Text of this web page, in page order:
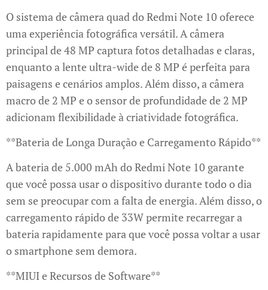
O sistema de câmera quad do Redmi Note 10 oferece
uma experiência fotográfica versátil. A câmera
principal de 48 MP captura fotos detalhadas e claras,
enquanto a lente ultra-wide de 8 MP é perfeita para
paisagens e cenários amplos. Além disso, a câmera
macro de 2 MP e o sensor de profundidade de 2 MP
adicionam flexibilidade à criatividade fotográfica.
**Bateria de Longa Duração e Carregamento Rápido**
A bateria de 5.000 mAh do Redmi Note 10 garante
que você possa usar o dispositivo durante todo o dia
sem se preocupar com a falta de energia. Além disso, o
carregamento rápido de 33W permite recarregar a
bateria rapidamente para que você possa voltar a usar
o smartphone sem demora.
**MIUI e Recursos de Software**